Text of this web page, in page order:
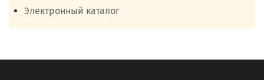
Электронный каталог